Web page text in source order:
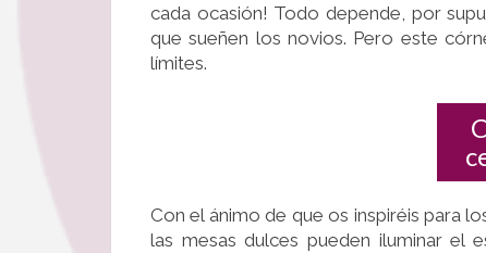
cada ocasión! Todo depende, por
que sueñen los novios. Pero este
límites.
Con el ánimo de que os inspiréis para
las mesas dulces pueden iluminar el